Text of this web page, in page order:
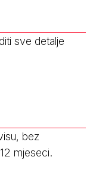
sve detalje
bez
mjeseci.